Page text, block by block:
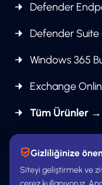
Defender
Defender Suite
Windows 365
Exchange
Tüm Ürünler →
Gizliliğinize
Siteyi geliştirmek ve